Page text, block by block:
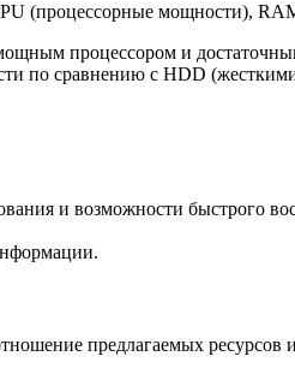
(процессорные мощности),
процессором и
по сравнению с HDD
и возможности быстрого
предлагаемых